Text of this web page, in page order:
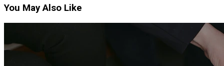
You May Also Like